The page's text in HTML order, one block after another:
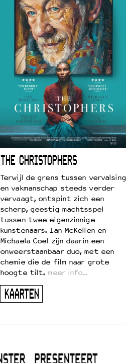
THE CHRISTOPHERS
Terwijl de grens tussen vervalsing
en vakmanschap steeds verder
vervaagt, ontspint zich een
scherp, geestig machtsspel
tussen twee eigenzinnige
kunstenaars. Ian McKellen en
Michaela Coel zijn daarin een
onweerstaanbaar duo, met een
chemie die de film naar grote
hoogte tilt. meer info…
KAARTEN